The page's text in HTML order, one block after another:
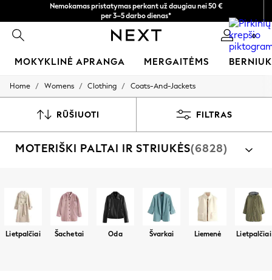
Nemokamas pristatymas perkant už daugiau nei 50 €
per 3–5 darbo dienas*
Dabar galite apsipirkti lietuvių kalba!
0
MOKYKLINĖ APRANGA MERGAITĖMS
SCHOOLWEAR
Shoes
Shirts
Underwear
Socks
Multipacks
All Boys Sport & Swimwear
Trainers & Pumps
Home / Womens / Clothing / Coats-And-Jackets
RŪŠIUOTI FILTRAS
MOTERIŠKI PALTAI IR STRIUKĖS(6828)
Švarkai
Paltai Vilnos Švarkai Liemenės
Lietpalčiai Šachetai Oda Švarkai Liemenė Lietpalčiai